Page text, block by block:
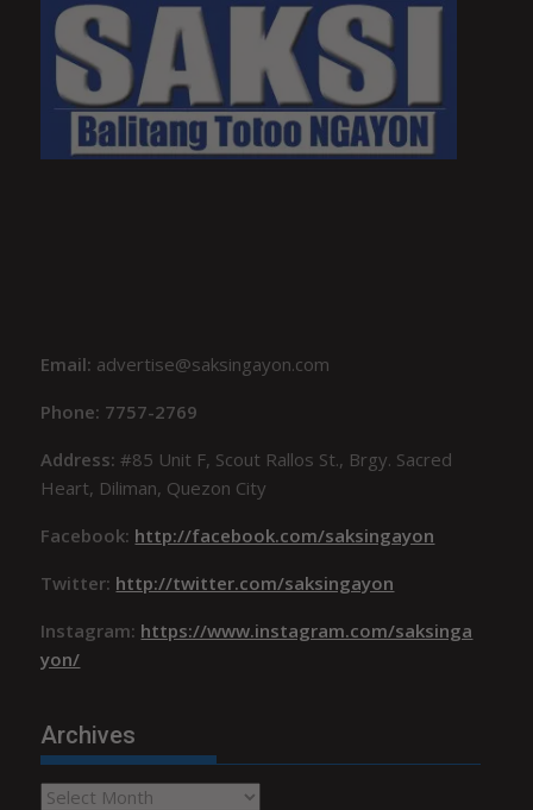
Email: advertise@saksingayon.com
Phone: 7757-2769
Address:#85 Unit F, Scout Rallos St., Brgy. Sacred
Heart, Diliman, Quezon City
Facebook: http://facebook.com/saksingayon
Twitter: http://twitter.com/saksingayon
Instagram: https://www.instagram.com/saksinga
yon/
Archives
Archives